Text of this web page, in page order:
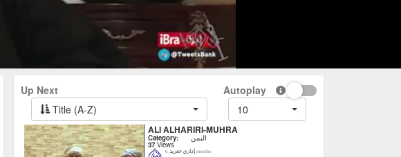
Up Next
Autoplay
Title (A-Z)
10
ALI ALHARIRI-MUHRA
Category: اليمن
37Views
إداري-تغريد 6 months